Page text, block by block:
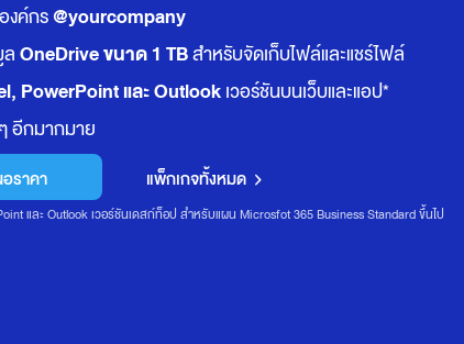
งค์กร@yourcompany
OneDrive ขนาด 1 TBสำหรับจัดเก็บไฟล์และแชร์ไฟล์
PowerPoint และ Outlookเวอร์ชันบนเว็บและแอป*
อีกมากมาย
ราคา แพ็กเกจทั้งหมด
และ Outlook เวอร์ชันเดสก์ท็อป สำหรับแผน Microsfot 365 Business Standard ขึ้นไป